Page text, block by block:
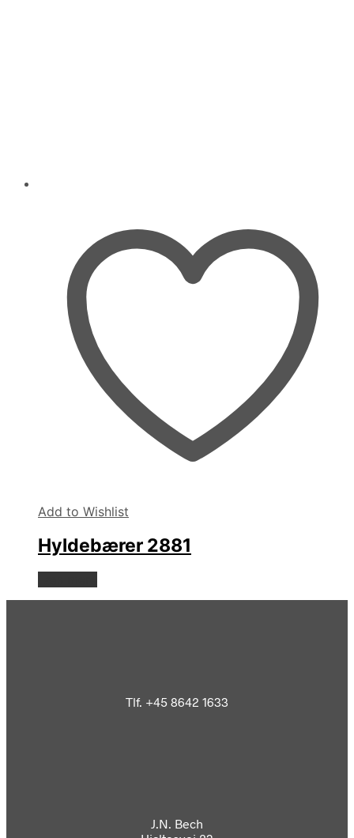
Add to Wishlist
Hyldebærer 2881
Tlf. +45 8642 1633
J.N. Bech